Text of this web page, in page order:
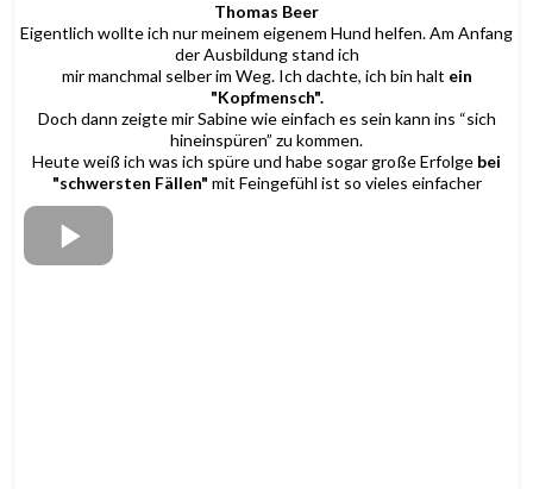
Thomas Beer
Eigentlich wollte ich nur meinem eigenem Hund helfen. Am Anfang
der Ausbildung stand ich
mir manchmal selber im Weg. Ich dachte, ich bin halt ein
"Kopfmensch".
Doch dann zeigte mir Sabine wie einfach es sein kann ins “sich
hineinspüren” zu kommen.
Heute weiß ich was ich spüre und habe sogar große Erfolge bei
"schwersten Fällen" mit Feingefühl ist so vieles einfacher